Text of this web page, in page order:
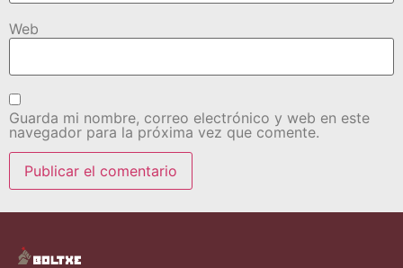
Web
Guarda mi nombre, correo electrónico y web en este
navegador para la próxima vez que comente.